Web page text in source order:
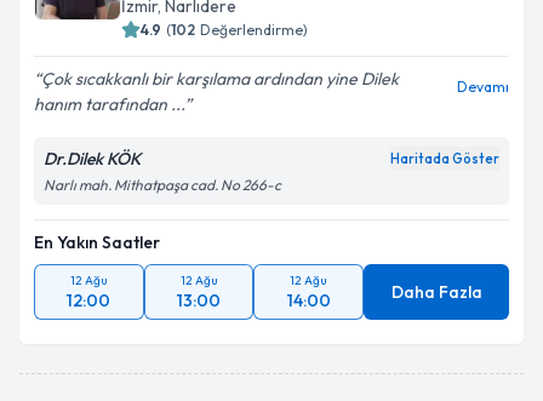
İzmir, Narlıdere
4.9 (102 Değerlendirme)
Çok sıcakkanlı bir karşılama ardından yine Dilek
hanım tarafından ...
Devamı
Dr.Dilek KÖK Haritada Göster
Narlı mah. Mithatpaşa cad. No 266-c
En Yakın Saatler
12 Ağu
12:00
12 Ağu
13:00
12 Ağu
14:00 Daha Fazla